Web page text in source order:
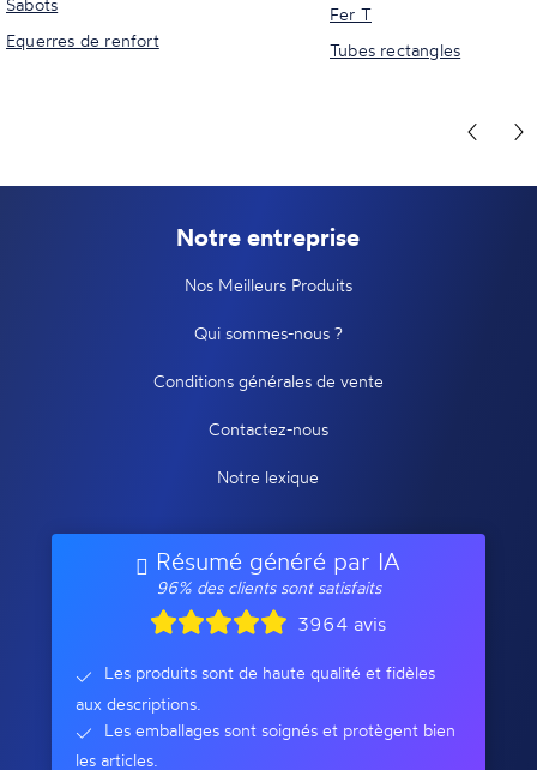
Equerres de renfort
Fer T
Tubes rectangles
Notre entreprise
Nos Meilleurs Produits
Qui sommes-nous ?
Conditions générales de vente
Contactez-nous
Notre lexique
Résumé généré par IA
96% des clients sont satisfaits
3964 avis
Les produits sont de haute qualité et fidèles
aux descriptions.
Les emballages sont soignés et protègent bien
les articles.